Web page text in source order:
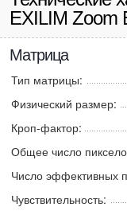
EXILIM Zoom
Матрица
Тип матрицы:
Физический размер:
Кроп-фактор:
Общее число
Число эффективных
Чувствительность: